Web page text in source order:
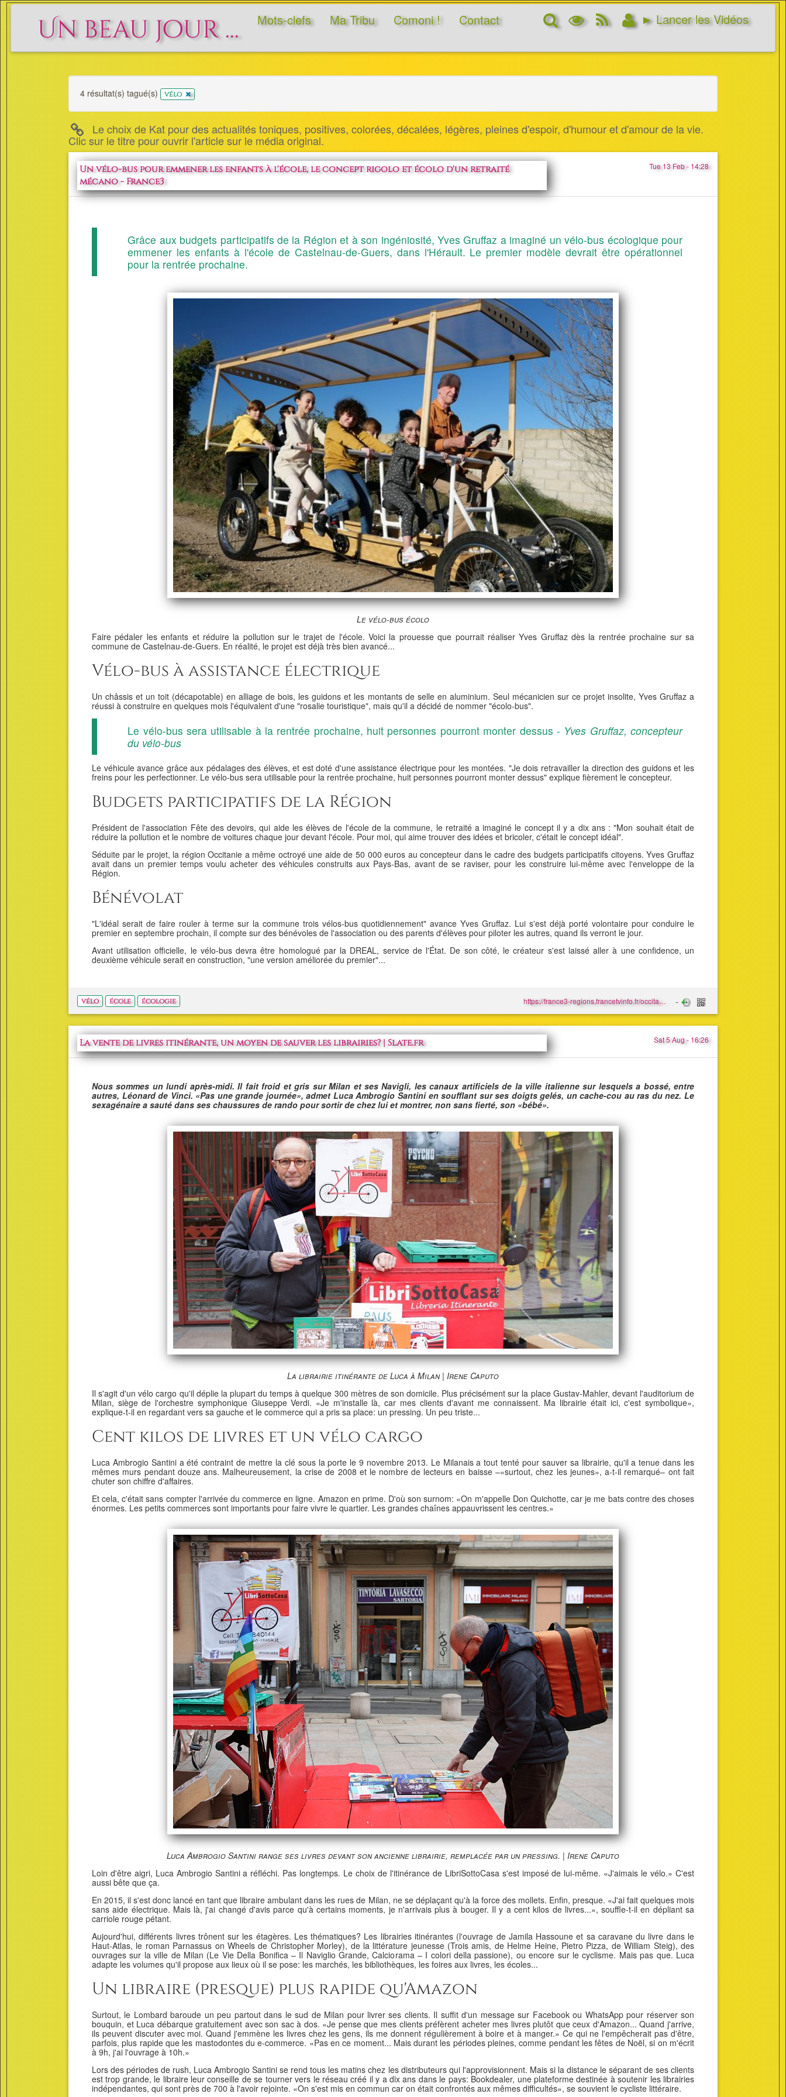
Un beau jour ... Mots-clefs Ma Tribu Comoni ! Contact ► Lancer les Vidéos
Rechercher
Options
d’affichage
RSS
Feed
Connexion
4 résultat(s) tagué(s) vélo x
Le choix de Kat pour des actualités toniques, positives, colorées, décalées, légères, pleines d'espoir, d'humour et d'amour de la vie.
Clic sur le titre pour ouvrir l'article sur le média original.
Un vélo-bus pour emmener les enfants à l'école, le concept rigolo et écolo d'un retraité
mécano - France3
Tue 13 Feb - 14:28
Grâce aux budgets participatifs de la Région et à son ingéniosité, Yves Gruffaz a imaginé un vélo-bus écologique pour
emmener les enfants à l'école de Castelnau-de-Guers, dans l'Hérault. Le premier modèle devrait être opérationnel
pour la rentrée prochaine.
Le vélo-bus écolo
Faire pédaler les enfants et réduire la pollution sur le trajet de l'école. Voici la prouesse que pourrait réaliser Yves Gruffaz dès la rentrée prochaine sur sa
commune de Castelnau-de-Guers. En réalité, le projet est déjà très bien avancé...
Vélo-bus à assistance électrique
Un châssis et un toit (décapotable) en alliage de bois, les guidons et les montants de selle en aluminium. Seul mécanicien sur ce projet insolite, Yves Gruffaz a
réussi à construire en quelques mois l'équivalent d'une "rosalie touristique", mais qu'il a décidé de nommer "écolo-bus".
Le vélo-bus sera utilisable à la rentrée prochaine, huit personnes pourront monter dessus - Yves Gruffaz, concepteur
du vélo-bus
Le véhicule avance grâce aux pédalages des élèves, et est doté d'une assistance électrique pour les montées. "Je dois retravailler la direction des guidons et les
freins pour les perfectionner. Le vélo-bus sera utilisable pour la rentrée prochaine, huit personnes pourront monter dessus" explique fièrement le concepteur.
Budgets participatifs de la Région
Président de l'association Fête des devoirs, qui aide les élèves de l'école de la commune, le retraité a imaginé le concept il y a dix ans : "Mon souhait était de
réduire la pollution et le nombre de voitures chaque jour devant l'école. Pour moi, qui aime trouver des idées et bricoler, c'était le concept idéal".
Séduite par le projet, la région Occitanie a même octroyé une aide de 50 000 euros au concepteur dans le cadre des budgets participatifs citoyens. Yves Gruffaz
avait dans un premier temps voulu acheter des véhicules construits aux Pays-Bas, avant de se raviser, pour les construire lui-même avec l'enveloppe de la
Région.
Bénévolat
"L'idéal serait de faire rouler à terme sur la commune trois vélos-bus quotidiennement" avance Yves Gruffaz. Lui s'est déjà porté volontaire pour conduire le
premier en septembre prochain, il compte sur des bénévoles de l'association ou des parents d'élèves pour piloter les autres, quand ils verront le jour.
Avant utilisation officielle, le vélo-bus devra être homologué par la DREAL, service de l'État. De son côté, le créateur s'est laissé aller à une confidence, un
deuxième véhicule serait en construction, "une version améliorée du premier"...
vélo école écologie https://france3-regions.francetvinfo.fr/occitanie/herault/beziers/un-velo-bus-pour-emmener-les-enfants-a-l-ecole-le-concept-rigolo-et-ecolo-d-un-retraite-mecano-2923452.html
La vente de livres itinérante, un moyen de sauver les librairies? | Slate.fr Sat 5 Aug - 16:26
Nous sommes un lundi après-midi. Il fait froid et gris sur Milan et ses Navigli, les canaux artificiels de la ville italienne sur lesquels a bossé, entre
autres, Léonard de Vinci. «Pas une grande journée», admet Luca Ambrogio Santini en soufflant sur ses doigts gelés, un cache-cou au ras du nez. Le
sexagénaire a sauté dans ses chaussures de rando pour sortir de chez lui et montrer, non sans fierté, son «bébé».
La librairie itinérante de Luca à Milan | Irene Caputo
Il s'agit d'un vélo cargo qu'il déplie la plupart du temps à quelque 300 mètres de son domicile. Plus précisément sur la place Gustav-Mahler, devant l'auditorium de
Milan, siège de l'orchestre symphonique Giuseppe Verdi. «Je m'installe là, car mes clients d'avant me connaissent. Ma librairie était ici, c'est symbolique»,
explique-t-il en regardant vers sa gauche et le commerce qui a pris sa place: un pressing. Un peu triste...
Cent kilos de livres et un vélo cargo
Luca Ambrogio Santini a été contraint de mettre la clé sous la porte le 9 novembre 2013. Le Milanais a tout tenté pour sauver sa librairie, qu'il a tenue dans les
mêmes murs pendant douze ans. Malheureusement, la crise de 2008 et le nombre de lecteurs en baisse –«surtout, chez les jeunes», a-t-il remarqué– ont fait
chuter son chiffre d'affaires.
Et cela, c'était sans compter l'arrivée du commerce en ligne. Amazon en prime. D'où son surnom: «On m'appelle Don Quichotte, car je me bats contre des choses
énormes. Les petits commerces sont importants pour faire vivre le quartier. Les grandes chaînes appauvrissent les centres.»
Luca Ambrogio Santini range ses livres devant son ancienne librairie, remplacée par un pressing. | Irene Caputo
Loin d'être aigri, Luca Ambrogio Santini a réfléchi. Pas longtemps. Le choix de l'itinérance de LibriSottoCasa s'est imposé de lui-même. «J'aimais le vélo.» C'est
aussi bête que ça.
En 2015, il s'est donc lancé en tant que libraire ambulant dans les rues de Milan, ne se déplaçant qu'à la force des mollets. Enfin, presque. «J'ai fait quelques mois
sans aide électrique. Mais là, j'ai changé d'avis parce qu'à certains moments, je n'arrivais plus à bouger. Il y a cent kilos de livres...», souffle-t-il en dépliant sa
carriole rouge pétant.
Aujourd'hui, différents livres trônent sur les étagères. Les thématiques? Les librairies itinérantes (l'ouvrage de Jamila Hassoune et sa caravane du livre dans le
Haut-Atlas, le roman Parnassus on Wheels de Christopher Morley), de la littérature jeunesse (Trois amis, de Helme Heine, Pietro Pizza, de William Steig), des
ouvrages sur la ville de Milan (Le Vie Della Bonifica – Il Naviglio Grande, Calciorama – I colori della passione), ou encore sur le cyclisme. Mais pas que. Luca
adapte les volumes qu'il propose aux lieux où il se pose: les marchés, les bibliothèques, les foires aux livres, les écoles...
Un libraire (presque) plus rapide qu'Amazon
Surtout, le Lombard baroude un peu partout dans le sud de Milan pour livrer ses clients. Il suffit d'un message sur Facebook ou WhatsApp pour réserver son
bouquin, et Luca débarque gratuitement avec son sac à dos. «Je pense que mes clients préfèrent acheter mes livres plutôt que ceux d'Amazon... Quand j'arrive,
ils peuvent discuter avec moi. Quand j'emmène les livres chez les gens, ils me donnent régulièrement à boire et à manger.» Ce qui ne l'empêcherait pas d'être,
parfois, plus rapide que les mastodontes du e-commerce. «Pas en ce moment... Mais durant les périodes pleines, comme pendant les fêtes de Noël, si on m'écrit
à 9h, j'ai l'ouvrage à 10h.»
Lors des périodes de rush, Luca Ambrogio Santini se rend tous les matins chez les distributeurs qui l'approvisionnent. Mais si la distance le séparant de ses clients
est trop grande, le libraire leur conseille de se tourner vers le réseau créé il y a dix ans dans le pays: Bookdealer, une plateforme destinée à soutenir les librairies
indépendantes, qui sont près de 700 à l'avoir rejointe. «On s'est mis en commun car on était confrontés aux mêmes difficultés», se souvient le cycliste littéraire.